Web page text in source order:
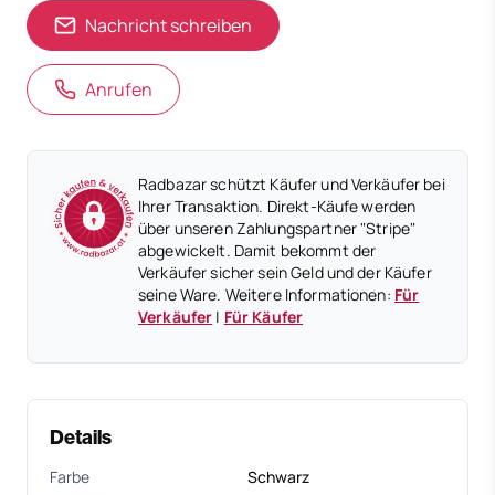
Nachricht schreiben
Anrufen
Radbazar schützt Käufer und Verkäufer bei
Ihrer Transaktion. Direkt-Käufe werden
über unseren Zahlungspartner "Stripe"
abgewickelt. Damit bekommt der
Verkäufer sicher sein Geld und der Käufer
seine Ware. Weitere Informationen: Für
Verkäufer | Für Käufer
Details
Farbe
Schwarz